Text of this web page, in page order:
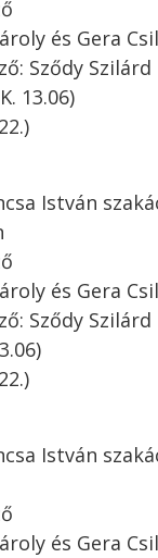
és Gera
Sződy Szilárd
13.06)
István
és Gera
Sződy Szilárd
István
és Gera